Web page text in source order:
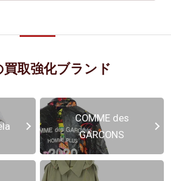
買取強化ブランド
COMME des
GARCONS